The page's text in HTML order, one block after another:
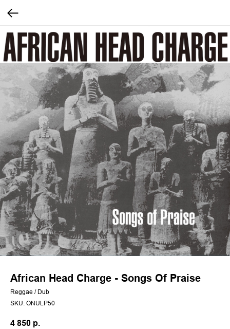
African Head Charge - Songs Of Praise
Reggae / Dub
SKU: ONULP50
4 850 р.